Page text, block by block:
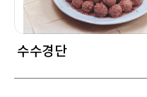
수수경단